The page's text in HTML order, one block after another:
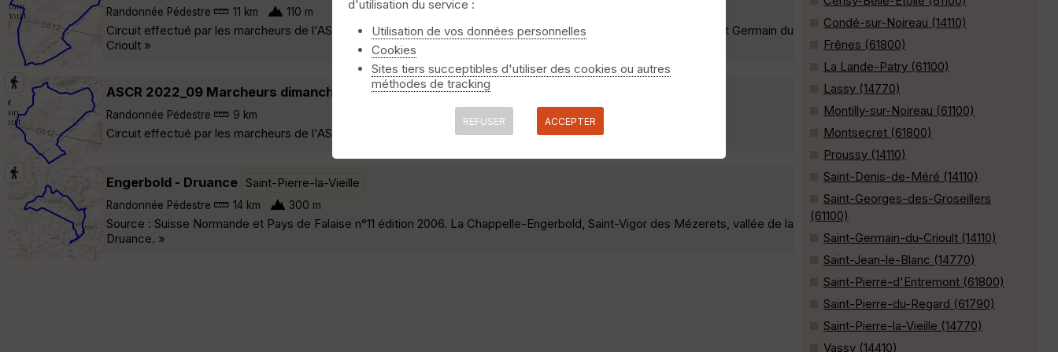
Randonnée Pédestre 11 km 110 m
Circuit effectué par les marcheurs de l'ASCR le dimanche lors du week end 2022 Départ : Parking de l'église - Saint Germain du
Crioult »
ASCR 2022_09 Marcheurs dimanche 9kms Saint-Pierre-du-Regard
Randonnée Pédestre 9 km
Circuit effectué par les marcheurs de l'ASCR lors du week end 2022 Départ : Parking église St Germain du Crioult »
Engerbold - Druance Saint-Pierre-la-Vieille
Randonnée Pédestre 14 km 300 m
Source : Suisse Normande et Pays de Falaise n°11 édition 2006. La Chappelle-Engerbold, Saint-Vigor des Mézerets, vallée de la
Druance. »
Condé-sur-Noireau (14110)
Frênes (61800)
La Lande-Patry (61100)
Lassy (14770)
Montilly-sur-Noireau (61100)
Montsecret (61800)
Proussy (14110)
Saint-Denis-de-Méré (14110)
Saint-Georges-des-Groseillers
(61100)
Saint-Germain-du-Crioult (14110)
Saint-Jean-le-Blanc (14770)
Saint-Pierre-d'Entremont (61800)
Saint-Pierre-du-Regard (61790)
Saint-Pierre-la-Vieille (14770)
Vassy (14410)
d'utilisation du service :
Utilisation de vos données personnelles
Cookies
Sites tiers succeptibles d'utiliser des cookies ou autres
méthodes de tracking
REFUSER ACCEPTER